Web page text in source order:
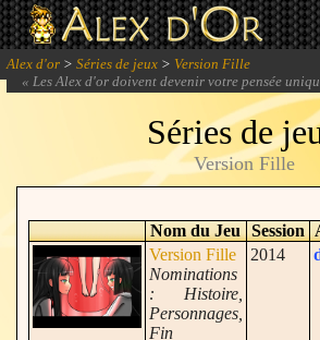
Actualités
Archives
Forum
Communauté
Alex d'or > Séries de jeux > Version Fille
« Les Alex d'or doivent devenir votre pensée
mangez Alex, vous vivez Alex, vous rêvez
Séries de
Version Fille
Nom du Jeu Session
Version Fille
Nominations
: Histoire,
Personnages,
Fin
2014